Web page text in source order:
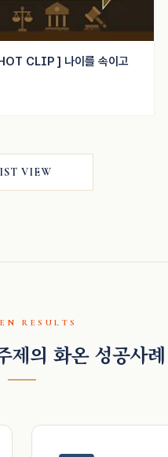
CLIP ] 나이를 속이고
VIEW
RESULTS
제의 화온 성공사례